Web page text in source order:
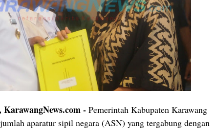
- Pemerintah Kabupaten Karawang
aparatur sipil negara (ASN) yang tergabung dengan